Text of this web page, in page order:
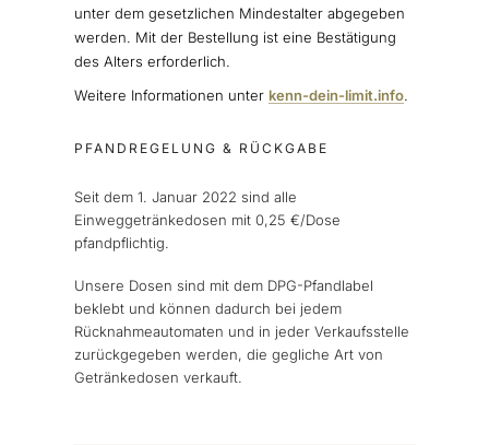
unter dem gesetzlichen Mindestalter abgegeben
werden. Mit der Bestellung ist eine Bestätigung
des Alters erforderlich.
Weitere Informationen unter kenn-dein-limit.info.
PFANDREGELUNG & RÜCKGABE
Seit dem 1. Januar 2022 sind alle
Einweggetränkedosen mit 0,25 €/Dose
pfandpflichtig.
Unsere Dosen sind mit dem DPG-Pfandlabel
beklebt und können dadurch bei jedem
Rücknahmeautomaten und in jeder Verkaufsstelle
zurückgegeben werden, die gegliche Art von
Getränkedosen verkauft.